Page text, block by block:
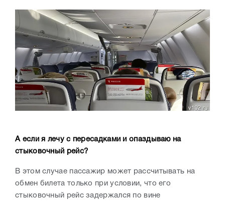
А если я лечу с пересадками и опаздываю на
стыковочный рейс?
В этом случае пассажир может рассчитывать на
обмен билета только при условии, что его
стыковочный рейс задержался по вине